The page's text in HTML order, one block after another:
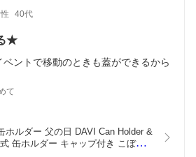
40代
★
ントで移動のときも蓋ができるから
て
ホルダー 父の日 DAVI Can Holder &
缶ホルダー キャップ付き こぼれ